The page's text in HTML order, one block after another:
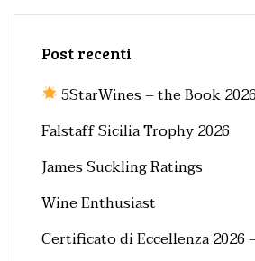
Post recenti
5StarWines – the Book
Falstaff Sicilia Trophy 2026
James Suckling Ratings
Wine Enthusiast
Certificato di Eccellenza 2026